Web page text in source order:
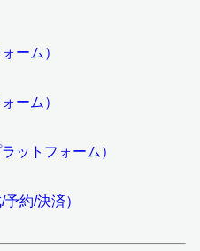
ーム）
ーム）
ットフォーム）
約/決済）